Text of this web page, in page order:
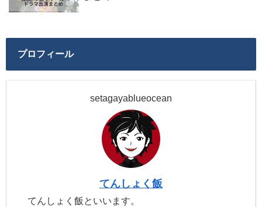
プロフィール
setagayablueocean
てんしょく飯
てんしょく飯といいます。